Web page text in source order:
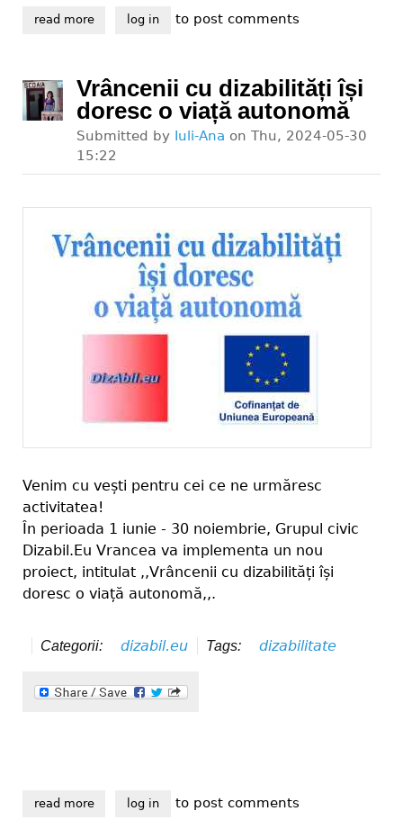
read moreabout vrem accesibilizarea trecerilor de pietoni din
log in to post comments
Vrâncenii cu dizabilități își
doresc o viață autonomă
Submitted by Iuli-Ana on Thu, 2024-05-30
15:22
Venim cu vești pentru cei ce ne urmăresc
activitatea!
În perioada 1 iunie - 30 noiembrie, Grupul civic
Dizabil.Eu Vrancea va implementa un nou
proiect, intitulat ,,Vrâncenii cu dizabilități își
doresc o viață autonomă,,.
Categorii: dizabil.eu Tags: dizabilitate
read moreabout vrâncenii cu dizabilități își doresc o viață
log in to post comments